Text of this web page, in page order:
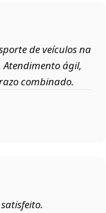
de veículos na
Atendimento ágil,
combinado.